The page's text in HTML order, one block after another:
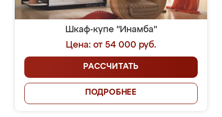
Шкаф-купе "Инамба"
Цена: от 54 000 руб.
РАССЧИТАТЬ
ПОДРОБНЕЕ